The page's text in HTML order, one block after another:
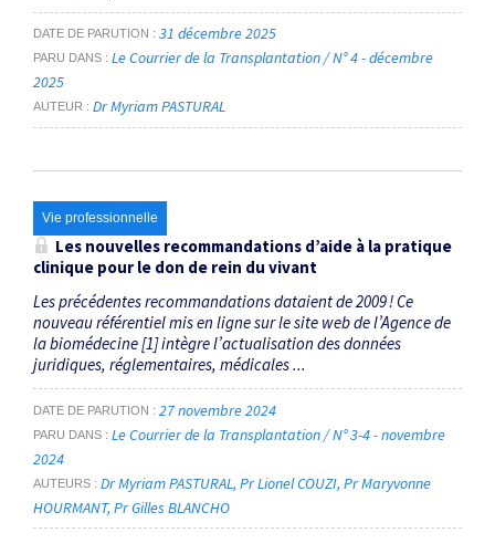
DATE DE PARUTION 31 décembre 2025
PARU DANS
Le Courrier de la Transplantation / N° 4 - décembre
2025
AUTEUR Dr Myriam PASTURAL
Vie professionnelle
Les nouvelles recommandations d’aide à la pratique
clinique pour le don de rein du vivant
Les précédentes recommandations dataient de 2009 ! Ce
nouveau référentiel mis en ligne sur le site web de l’Agence de
la biomédecine [1] intègre l’actualisation des données
juridiques, réglementaires, médicales ...
DATE DE PARUTION 27 novembre 2024
PARU DANS
Le Courrier de la Transplantation / N° 3-4 - novembre
2024
AUTEURS Dr Myriam PASTURAL Pr Lionel COUZI Pr Maryvonne
HOURMANT Pr Gilles BLANCHO